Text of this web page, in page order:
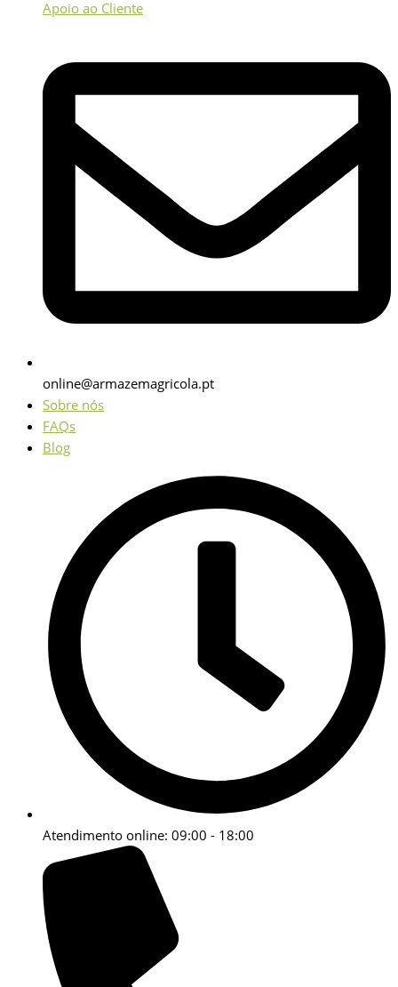
Apoio ao Cliente
online@armazemagricola.pt
Sobre nós
FAQs
Blog
Atendimento online: 09:00 - 18:00